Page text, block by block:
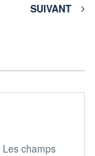
SUIVANT
Les champs